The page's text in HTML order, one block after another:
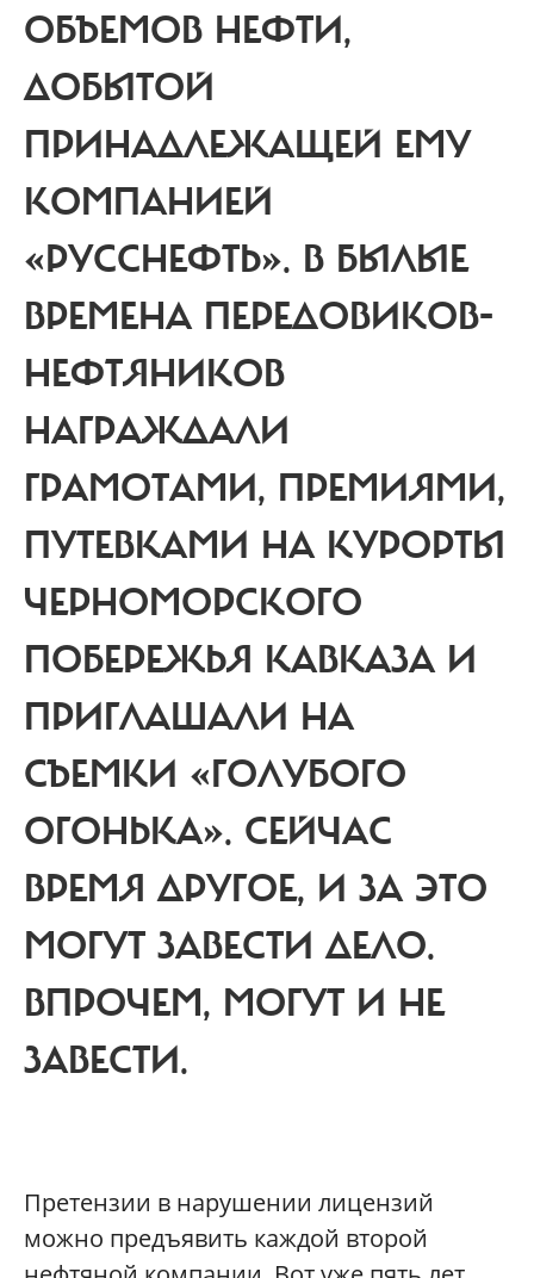
ОБЪЕМОВ НЕФТИ,
ДОБЫТОЙ
ПРИНАДЛЕЖАЩЕЙ ЕМУ
КОМПАНИЕЙ
«РУССНЕФТЬ». В БЫЛЫЕ
ВРЕМЕНА ПЕРЕДОВИКОВ-
НЕФТЯНИКОВ
НАГРАЖДАЛИ
ГРАМОТАМИ, ПРЕМИЯМИ,
ПУТЕВКАМИ НА КУРОРТЫ
ЧЕРНОМОРСКОГО
ПОБЕРЕЖЬЯ КАВКАЗА И
ПРИГЛАШАЛИ НА
СЪЕМКИ «ГОЛУБОГО
ОГОНЬКА». СЕЙЧАС
ВРЕМЯ ДРУГОЕ, И ЗА ЭТО
МОГУТ ЗАВЕСТИ ДЕЛО.
ВПРОЧЕМ, МОГУТ И НЕ
ЗАВЕСТИ.
Претензии в нарушении лицензий
можно предъявить каждой второй